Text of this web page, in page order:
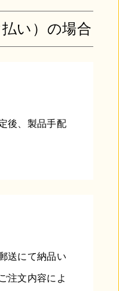
い）の場合
後、製品手配
送にて納品い
注文内容によ